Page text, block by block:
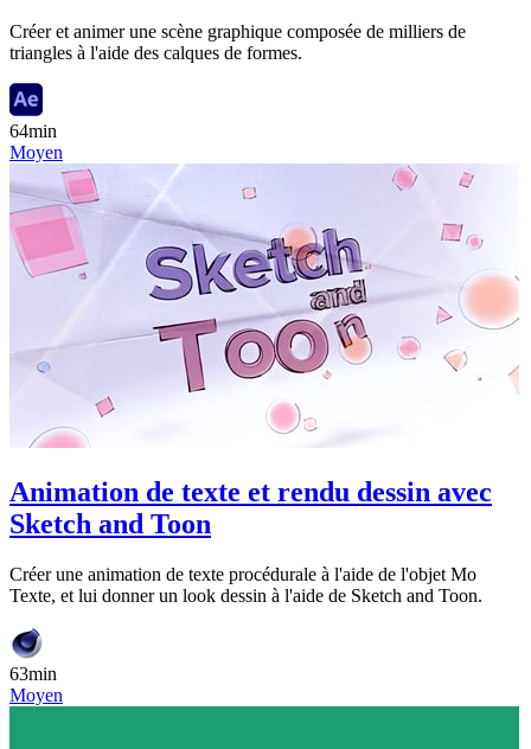
Créer et animer une scène graphique composée de milliers de
triangles à l'aide des calques de formes.
64min
Moyen
Animation de texte et rendu dessin avec
Sketch and Toon
Créer une animation de texte procédurale à l'aide de l'objet Mo
Texte, et lui donner un look dessin à l'aide de Sketch and Toon.
63min
Moyen